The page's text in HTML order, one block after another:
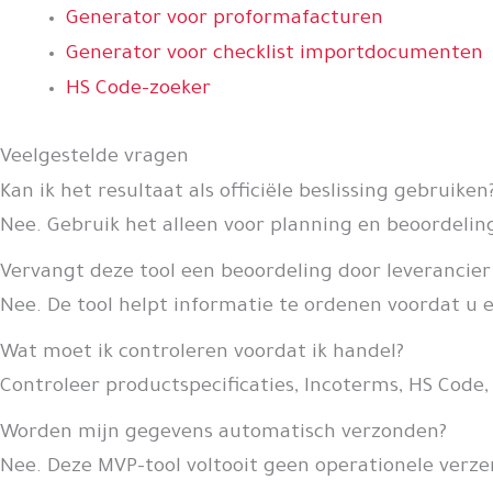
Generator voor proformafacturen
Generator voor checklist importdocumenten
HS Code-zoeker
Veelgestelde vragen
Kan ik het resultaat als officiële beslissing
Nee. Gebruik het alleen voor planning en
Vervangt deze tool een beoordeling door
Nee. De tool helpt informatie te ordenen voordat u
Wat moet ik controleren voordat ik handel?
Controleer productspecificaties, Incoterms, HS
Worden mijn gegevens automatisch verzonden?
Nee. Deze MVP-tool voltooit geen operationele